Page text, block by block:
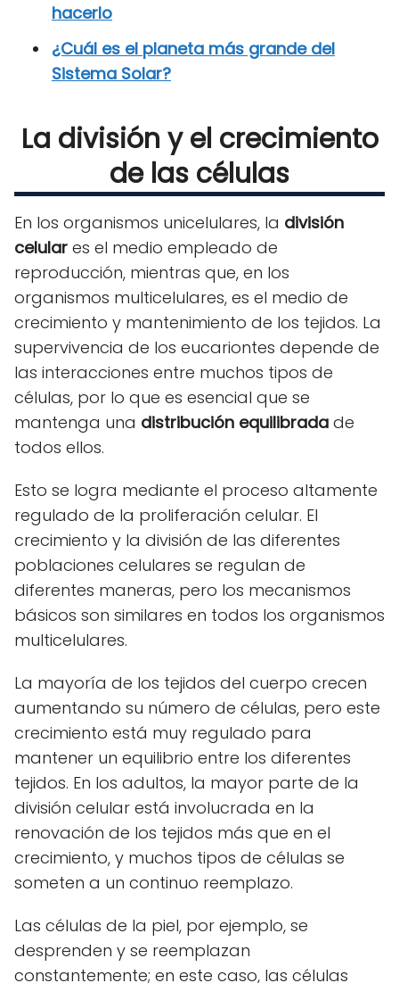
hacerlo
¿Cuál es el planeta más grande del
Sistema Solar?
La división y el crecimiento
de las células
En los organismos unicelulares, la división
celular es el medio empleado de
reproducción, mientras que, en los
organismos multicelulares, es el medio de
crecimiento y mantenimiento de los tejidos. La
supervivencia de los eucariontes depende de
las interacciones entre muchos tipos de
células, por lo que es esencial que se
mantenga una distribución equilibrada de
todos ellos.
Esto se logra mediante el proceso altamente
regulado de la proliferación celular. El
crecimiento y la división de las diferentes
poblaciones celulares se regulan de
diferentes maneras, pero los mecanismos
básicos son similares en todos los organismos
multicelulares.
La mayoría de los tejidos del cuerpo crecen
aumentando su número de células, pero este
crecimiento está muy regulado para
mantener un equilibrio entre los diferentes
tejidos. En los adultos, la mayor parte de la
división celular está involucrada en la
renovación de los tejidos más que en el
crecimiento, y muchos tipos de células se
someten a un continuo reemplazo.
Las células de la piel, por ejemplo, se
desprenden y se reemplazan
constantemente; en este caso, las células